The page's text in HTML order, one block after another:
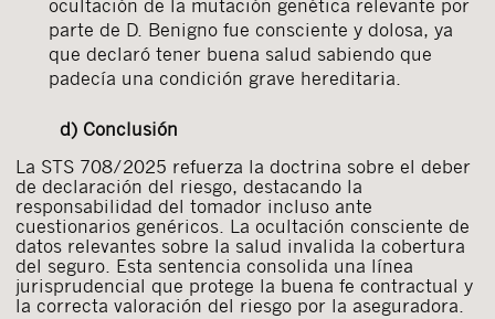
ocultación de la mutación genética relevante por
parte de D. Benigno fue consciente y dolosa, ya
que declaró tener buena salud sabiendo que
padecía una condición grave hereditaria.
d) Conclusión
La STS 708/2025 refuerza la doctrina sobre el deber
de declaración del riesgo, destacando la
responsabilidad del tomador incluso ante
cuestionarios genéricos. La ocultación consciente de
datos relevantes sobre la salud invalida la cobertura
del seguro. Esta sentencia consolida una línea
jurisprudencial que protege la buena fe contractual y
la correcta valoración del riesgo por la aseguradora.